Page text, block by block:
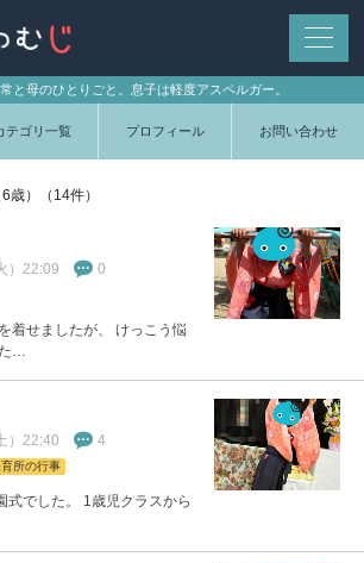
と母のひとりごと。息子は軽度アスペルガー。
テゴリ一覧 プロフィール お問い合わせ
歳）（14件）
）22:09 0
着せましたが、 けっこう悩
…
）22:40 4
所の行事
式でした。 1歳児クラスから